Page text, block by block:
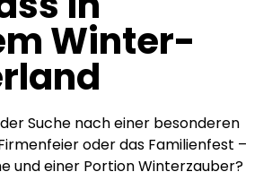
Winter-
Suche nach einer besonderen
oder das Familienfest –
und einer Portion Winterzauber?